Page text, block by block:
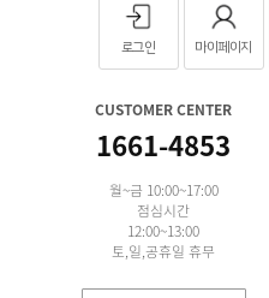
로그인 마이페이지
CUSTOMER CENTER
1661-4853
월~금 10:00~17:00
점심시간
12:00~13:00
토,일,공휴일 휴무